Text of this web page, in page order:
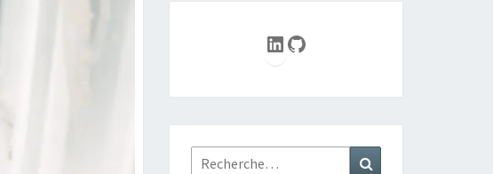
LinkedIn
GitHub
Rechercher :